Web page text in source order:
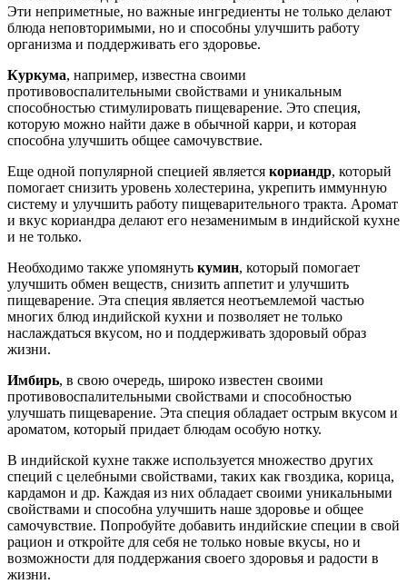
Эти неприметные, но важные ингредиенты не только делают
блюда неповторимыми, но и способны улучшить работу
организма и поддерживать его здоровье.
Куркума, например, известна своими
противовоспалительными свойствами и уникальным
способностью стимулировать пищеварение. Это специя,
которую можно найти даже в обычной карри, и которая
способна улучшить общее самочувствие.
Еще одной популярной специей является кориандр, который
помогает снизить уровень холестерина, укрепить иммунную
систему и улучшить работу пищеварительного тракта. Аромат
и вкус кориандра делают его незаменимым в индийской кухне
и не только.
Необходимо также упомянуть кумин, который помогает
улучшить обмен веществ, снизить аппетит и улучшить
пищеварение. Эта специя является неотъемлемой частью
многих блюд индийской кухни и позволяет не только
наслаждаться вкусом, но и поддерживать здоровый образ
жизни.
Имбирь, в свою очередь, широко известен своими
противовоспалительными свойствами и способностью
улучшать пищеварение. Эта специя обладает острым вкусом и
ароматом, который придает блюдам особую нотку.
В индийской кухне также используется множество других
специй с целебными свойствами, таких как гвоздика, корица,
кардамон и др. Каждая из них обладает своими уникальными
свойствами и способна улучшить наше здоровье и общее
самочувствие. Попробуйте добавить индийские специи в свой
рацион и откройте для себя не только новые вкусы, но и
возможности для поддержания своего здоровья и радости в
жизни.